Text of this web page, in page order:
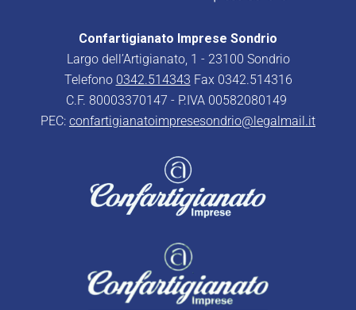
Confartigianato Imprese Sondrio
Largo dell’Artigianato, 1 - 23100 Sondrio
Telefono 0342.514343 Fax 0342.514316
C.F. 80003370147 - P.IVA 00582080149
PEC: confartigianatoimpresesondrio@legalmail.it